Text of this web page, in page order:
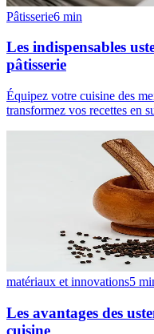
Pâtisserie6 min
Les indispensables
pâtisserie
Équipez votre cuisine des
transformez vos recettes en
matériaux et innovations5
Les avantages des
cuisine